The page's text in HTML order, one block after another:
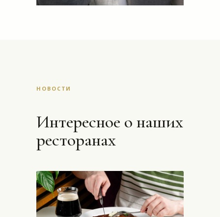
НОВОСТИ
Интересное о наших
ресторанах